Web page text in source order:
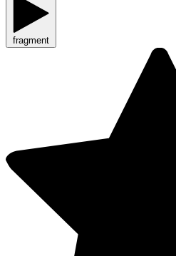
fragment